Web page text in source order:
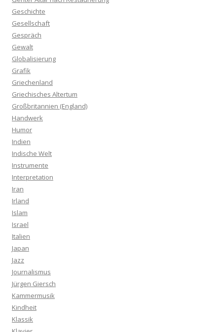
Geschichte
Gesellschaft
Gespräch
Gewalt
Globalisierung
Grafik
Griechenland
Griechisches Altertum
Großbritannien (England)
Handwerk
Humor
Indien
Indische Welt
Instrumente
Interpretation
Iran
Irland
Islam
Israel
Italien
Japan
Jazz
Journalismus
Jürgen Giersch
Kammermusik
Kindheit
Klassik